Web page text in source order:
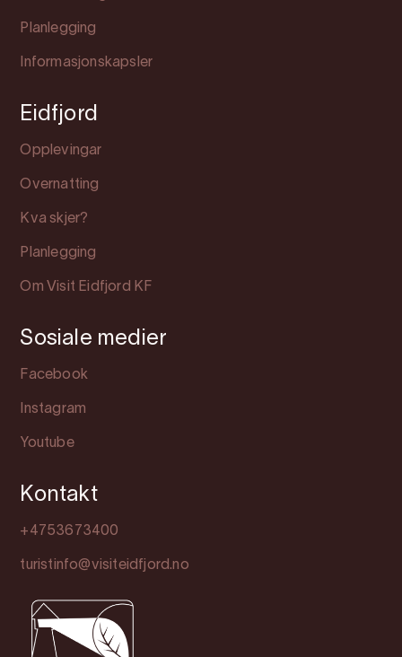
Planlegging
Informasjonskapsler
Eidfjord
Opplevingar
Overnatting
Kva skjer?
Planlegging
Om Visit Eidfjord KF
Sosiale medier
Facebook
Instagram
Youtube
Kontakt
+4753673400
turistinfo@visiteidfjord.no